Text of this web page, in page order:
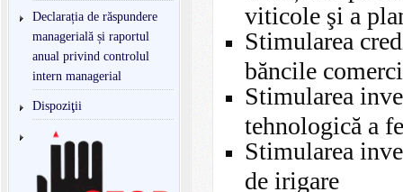
Declarația de răspundere
managerială și raportul
anual privind controlul
intern managerial
Dispoziţii
viticole şi a
Stimularea
băncile
Stimularea
tehnologică a
Stimularea
de irigare